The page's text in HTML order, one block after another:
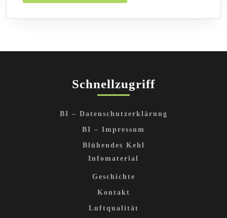
Schnellzugriff
BI – Datenschutzerklärung
BI – Impressum
Blühendes Kehl
Infomaterial
Geschichte
Kontakt
Luftqualität